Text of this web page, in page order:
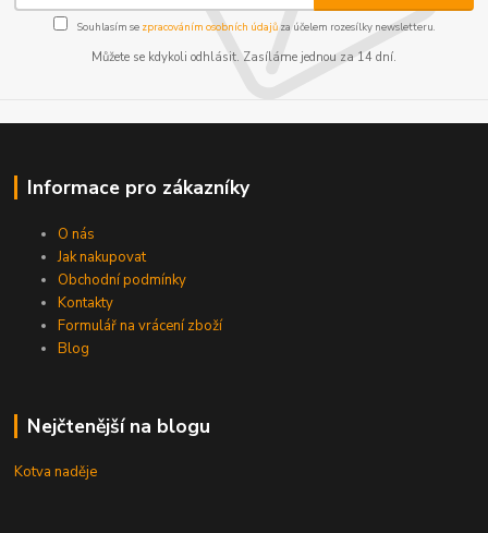
Souhlasím se zpracováním osobních údajůza účelem rozesílky newsletteru.
Můžete se kdykoli odhlásit. Zasíláme jednou za 14 dní.
Informace pro zákazníky
O nás
Jak nakupovat
Obchodní podmínky
Kontakty
Formulář na vrácení zboží
Blog
Nejčtenější na blogu
Kotva naděje